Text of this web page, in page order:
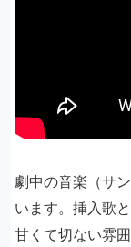
劇中の音楽（サ
います。挿入歌
甘くて切ない雰